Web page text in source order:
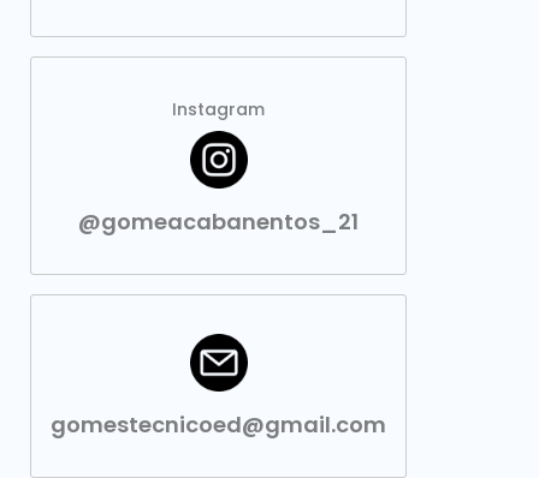
Instagram
@gomeacabanentos_21
gomestecnicoed@gmail.com